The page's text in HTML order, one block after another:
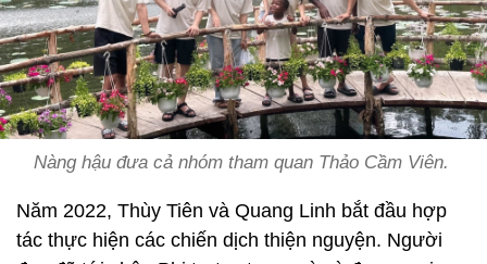
Nàng hậu đưa cả nhóm tham quan Thảo Cầm Viên.
Năm 2022, Thùy Tiên và Quang Linh bắt đầu hợp
tác thực hiện các chiến dịch thiện nguyện. Người